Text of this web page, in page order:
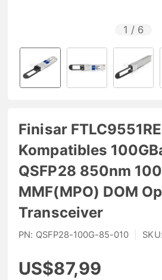
1 / 6
Finisar
Kompatibles
QSFP28 850nm
MMF(MPO) DOM
Transceiver
PN: QSFP28-100G-85-010 SKU:
US$87,99